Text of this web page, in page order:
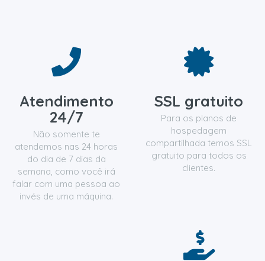
Atendimento
24/7
Não somente te
atendemos nas 24 horas
do dia de 7 dias da
semana, como você irá
falar com uma pessoa ao
invés de uma máquina.
SSL gratuito
Para os planos de
hospedagem
compartilhada temos SSL
gratuito para todos os
clientes.